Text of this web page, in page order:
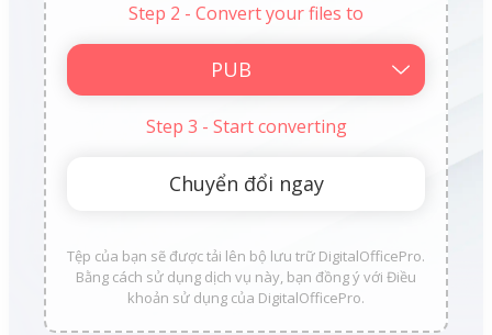
Step 2 - Convert your files to
Step 3 - Start converting
Tệp của bạn sẽ được tải lên bộ lưu trữ DigitalOfficePro.
Bằng cách sử dụng dịch vụ này, bạn đồng ý với Điều
khoản sử dụng của DigitalOfficePro.